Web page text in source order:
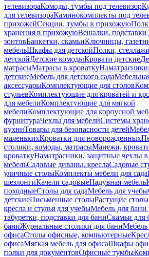
телевизораКомоды, тумбы под телевизор
для телевизораКаминокомплекты под
прихожейСекции, тумбы в прихожую
хранения в прихожуюВешалки, подставки
зонтовБанкетки, скамьиКлючницы,
мебельШкафы для детскойПолки,
детскойДетские комодыКровати детские
матрасыМатрасы в кроватку
детскиеМебель для детского сада
аксессуарыКомплектующие для столов
стульевКомплектующие для кроватей и
для мебелиКомплектующие для мягкой
мебелиКомплектующие для корпусной
фурнитураЧехлы для мебелиСистемы
кухниТовары для безопасности детей
маленькихКроватки для новорожденных
столики, комоды, матрасыМанежи,
кроваткуНаматрасники, защитные чехлы в
мебельСадовые диваны, креслаСадовые
уличные столыКомплекты мебели для сада
шезлонгиКачели садовыеНадувная мебель
походныеСтолы для садаМебель для учебы
детскиеПисьменные столыРастущие
кресла и стулья для учебыМебель для бани
табуретки, подставки для баниСкамьи для
баниЖурнальные столики для баниМебель
офисаСтолы офисные, компьютерные
офисаМягкая мебель для офисаШкафы
полки для документовОфисные тумбы